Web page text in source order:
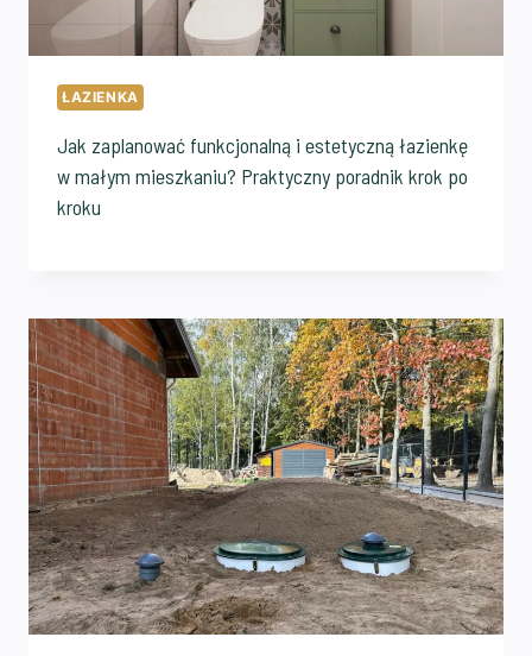
ŁAZIENKA
Jak zaplanować funkcjonalną i estetyczną łazienkę
w małym mieszkaniu? Praktyczny poradnik krok po
kroku